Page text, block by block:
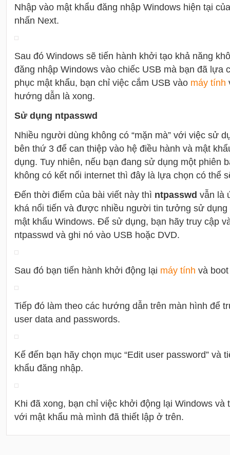
Nhập vào mật khẩu đăng nhập Windows hiện tại
nhấn Next.
Sau đó Windows sẽ tiến hành khởi tạo khả năng
đăng nhập Windows vào chiếc USB mà bạn đã lựa
phục mật khẩu, bạn chỉ việc cắm USB vào máy tính
hướng dẫn là xong.
Sử dụng ntpasswd
Nhiều người dùng không có “mặn mà” với việc sử
bên thứ 3 để can thiệp vào hệ điều hành và mật
dụng. Tuy nhiên, nếu bạn đang sử dụng một phiên
không có kết nối internet thì đây là lựa chọn có thể
Đến thời điểm của bài viết này thì ntpasswd vẫn là
khá nổi tiến và được nhiều người tin tưởng sử dụng
mật khẩu Windows. Để sử dụng, bạn hãy truy cập
ntpasswd và ghi nó vào USB hoặc DVD.
Sau đó bạn tiến hành khởi động lại máy tính và
Tiếp đó làm theo các hướng dẫn trên màn hình để
user data and passwords.
Kế đến bạn hãy chọn mục “Edit user password” và
khẩu đăng nhập.
Khi đã xong, bạn chỉ việc khởi động lại Windows và
với mật khẩu mà mình đã thiết lập ở trên.